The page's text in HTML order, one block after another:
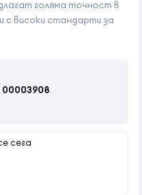
голяма точност в
с високи стандарти за
00003908
сега